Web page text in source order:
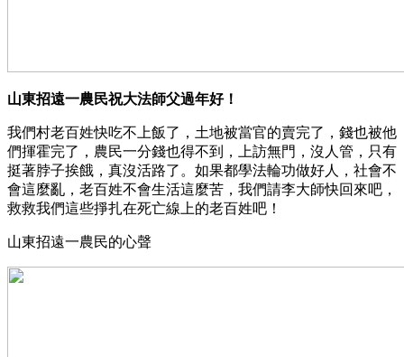
山東招遠一農民祝大法師父過年好！
我們村老百姓快吃不上飯了，土地被當官的賣完了，錢也被他
們揮霍完了，農民一分錢也得不到，上訪無門，沒人管，只有
挺著脖子挨餓，真沒活路了。如果都學法輪功做好人，社會不
會這麼亂，老百姓不會生活這麼苦，我們請李大師快回來吧，
救救我們這些掙扎在死亡線上的老百姓吧！
山東招遠一農民的心聲